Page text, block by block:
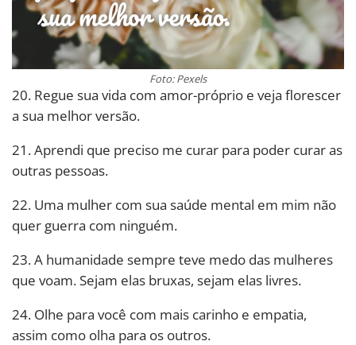
Foto: Pexels
20. Regue sua vida com amor-próprio e veja florescer
a sua melhor versão.
21. Aprendi que preciso me curar para poder curar as
outras pessoas.
22. Uma mulher com sua saúde mental em mim não
quer guerra com ninguém.
23. A humanidade sempre teve medo das mulheres
que voam. Sejam elas bruxas, sejam elas livres.
24. Olhe para você com mais carinho e empatia,
assim como olha para os outros.